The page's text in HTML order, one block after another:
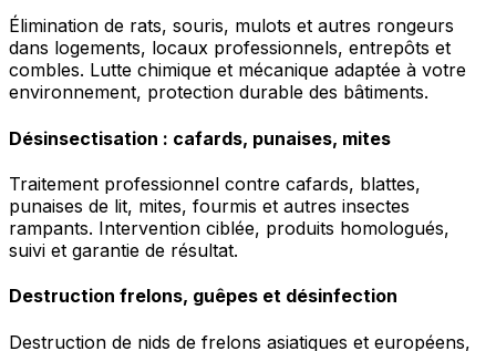
Élimination de rats, souris, mulots et autres rongeurs
dans logements, locaux professionnels, entrepôts et
combles. Lutte chimique et mécanique adaptée à votre
environnement, protection durable des bâtiments.
Désinsectisation : cafards, punaises, mites
Traitement professionnel contre cafards, blattes,
punaises de lit, mites, fourmis et autres insectes
rampants. Intervention ciblée, produits homologués,
suivi et garantie de résultat.
Destruction frelons, guêpes et désinfection
Destruction de nids de frelons asiatiques et européens,